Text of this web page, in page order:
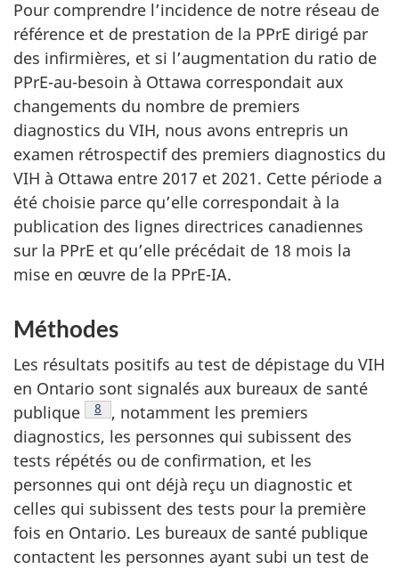
Pour comprendre l’incidence de notre réseau de
référence et de prestation de la PPrE dirigé par
des infirmières, et si l’augmentation du ratio de
PPrE-au-besoin à Ottawa correspondait aux
changements du nombre de premiers
diagnostics du VIH, nous avons entrepris un
examen rétrospectif des premiers diagnostics du
VIH à Ottawa entre 2017 et 2021. Cette période a
été choisie parce qu’elle correspondait à la
publication des lignes directrices canadiennes
sur la PPrE et qu’elle précédait de 18 mois la
mise en œuvre de la PPrE-IA.
Méthodes
Les résultats positifs au test de dépistage du VIH
en Ontario sont signalés aux bureaux de santé
publique
Note de bas de page
8
, notamment les premiers
diagnostics, les personnes qui subissent des
tests répétés ou de confirmation, et les
personnes qui ont déjà reçu un diagnostic et
celles qui subissent des tests pour la première
fois en Ontario. Les bureaux de santé publique
contactent les personnes ayant subi un test de